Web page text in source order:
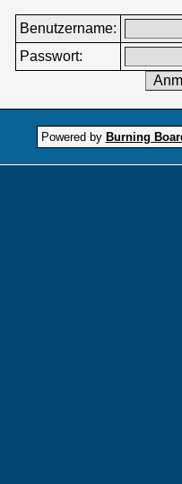
Benutzername:
Passwort:
Powered by Burning